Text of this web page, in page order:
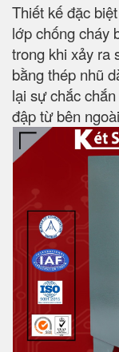
Thiết kế đặc
lớp chống cháy
trong khi xảy ra
bằng thép nhũ
lại sự chắc
đập từ bên